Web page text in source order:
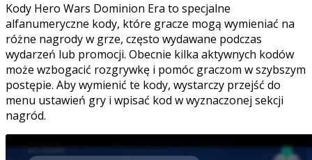
Kody Hero Wars Dominion Era to specjalne
alfanumeryczne kody, które gracze mogą wymieniać na
różne nagrody w grze, często wydawane podczas
wydarzeń lub promocji. Obecnie kilka aktywnych kodów
może wzbogacić rozgrywkę i pomóc graczom w szybszym
postępie. Aby wymienić te kody, wystarczy przejść do
menu ustawień gry i wpisać kod w wyznaczonej sekcji
nagród.